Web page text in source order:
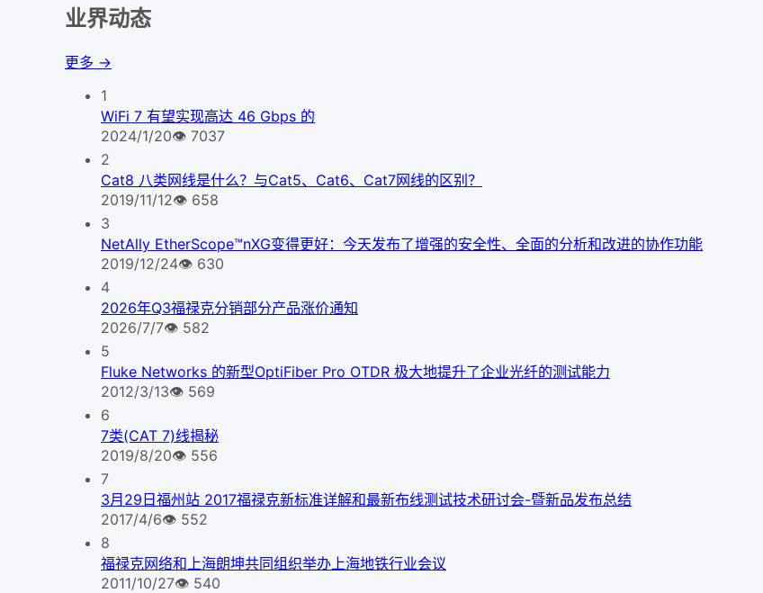
业界动态
更多 →
1
WiFi 7 有望实现高达 46 Gbps 的
2024/1/20👁 7037
2
Cat8 八类网线是什么？与Cat5、Cat6、Cat7网线的区别？
2019/11/12👁 658
3
NetAlly EtherScope™nXG变得更好：今天发布了增强的安全性、全面的分析和改进的协作功能
2019/12/24👁 630
4
2026年Q3福禄克分销部分产品涨价通知
2026/7/7👁 582
5
Fluke Networks 的新型OptiFiber Pro OTDR 极大地提升了企业光纤的测试能力
2012/3/13👁 569
6
7类(CAT 7)线揭秘
2019/8/20👁 556
7
3月29日福州站 2017福禄克新标准详解和最新布线测试技术研讨会-暨新品发布总结
2017/4/6👁 552
8
福禄克网络和上海朗坤共同组织举办上海地铁行业会议
2011/10/27👁 540